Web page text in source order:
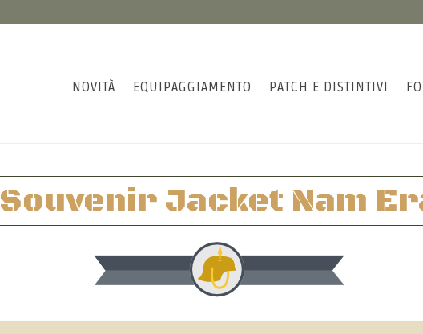
NOVITÀ EQUIPAGGIAMENTO PATCH E DISTINTIVI
Souvenir Jacket Nam